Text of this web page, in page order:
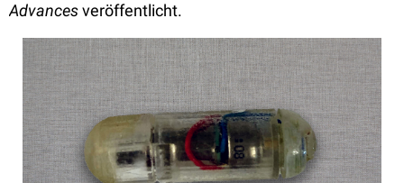
Advancesveröffentlicht.